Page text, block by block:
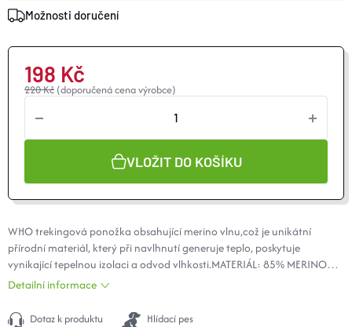
Možnosti doručení
220 Kč (doporučená cena výrobce)
198 Kč
VLOŽIT DO KOŠÍKU
WHO trekingová ponožka obsahující merino vlnu,což je unikátní
přírodní materiál, který při navlhnutí generuje teplo, poskytuje
vynikající tepelnou izolaci a odvod vlhkosti.MATERIÁL: 85% MERINO
WOOL, 10%POLYAMIDE
Detailní informace
Dotaz k produktu Hlídací pes